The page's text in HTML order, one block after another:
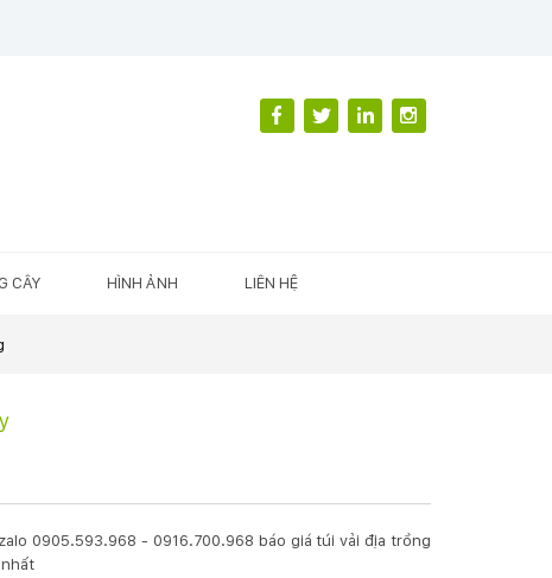
CÂY HÌNH ẢNH LIÊN HỆ
0905.593.968 - 0916.700.968 báo giá túi vải địa trồng